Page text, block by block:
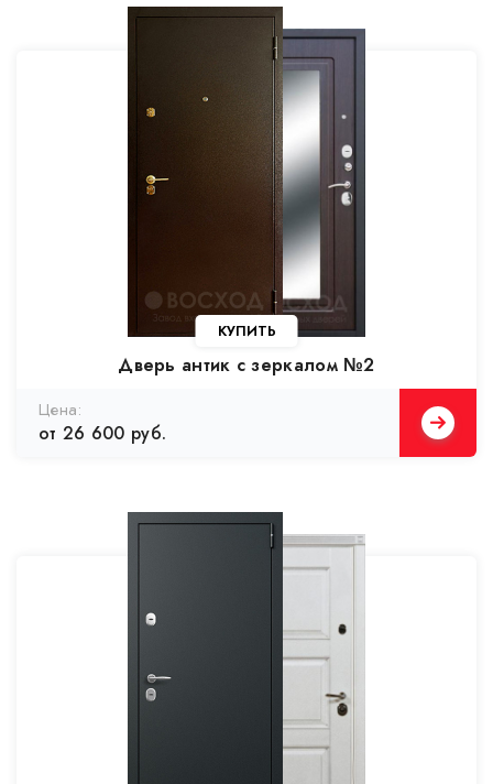
КУПИТЬ
Дверь антик с зеркалом №2
Цена:
от 26 600 руб.